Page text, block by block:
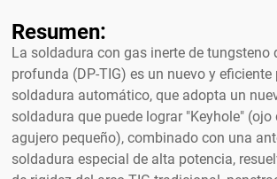
Serie MSR
Tipo de servicio pesado
Tipo fijo
Tipo de movimiento motorizado
Serie MWP
Serie PEMP
Serie MHWP
Cabeza y cola
Plato giratorio de suelo
Horizontal
Vertical
Línea de cultivo de tuberías Fit-Up
MCF
Fuerza Aérea de los Estados Unidos
Mandril de soldadura
Serie WP
Serie WPT
Máquina de soldadura de penetración
Máquina de soldadura de bridas para
Construcción de torres eólicas
Tratamiento de superficies
Soldadura de costura de recipientes
Recursos
Blog
Noticias
Artículo
Vídeos
Descargar
Contáctenos
Resumen:
La soldadura con gas inerte de tungsteno
profunda (DP-TIG) es un nuevo y eficiente
soldadura automático, que adopta un
soldadura que puede lograr "Keyhole" (ojo
agujero pequeño), combinado con una
soldadura especial de alta potencia,